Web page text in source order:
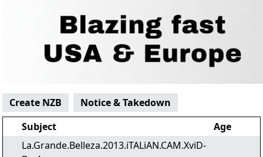
Create NZB
Notice & Takedown
Subject
Age
La.Grande.Belleza.2013.iTALiAN.CAM.XviD-